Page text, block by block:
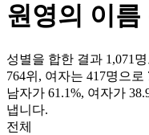
원영의 이름
성별을 합한 결과 1,071
764위, 여자는 417명으로
남자가 61.1%, 여자가
냅니다.
전체